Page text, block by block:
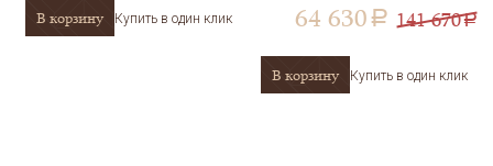
В корзину Купить в один клик 64 630 a 141 670a
В корзину Купить в один клик